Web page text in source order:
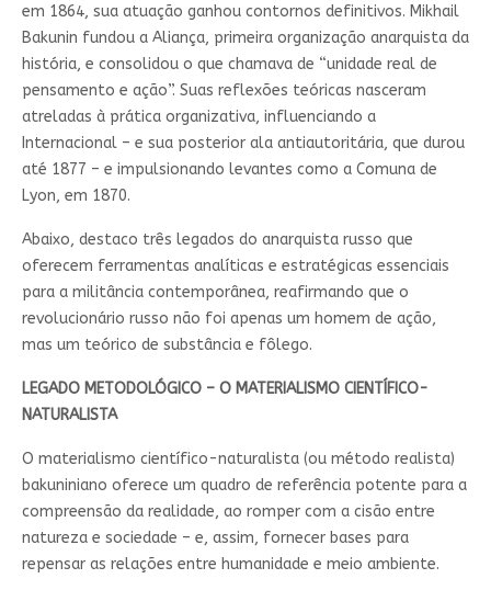
em 1864, sua atuação ganhou contornos definitivos. Mikhail
Bakunin fundou a Aliança, primeira organização anarquista da
história, e consolidou o que chamava de “unidade real de
pensamento e ação”. Suas reflexões teóricas nasceram
atreladas à prática organizativa, influenciando a
Internacional – e sua posterior ala antiautoritária, que durou
até 1877 – e impulsionando levantes como a Comuna de
Lyon, em 1870.
Abaixo, destaco três legados do anarquista russo que
oferecem ferramentas analíticas e estratégicas essenciais
para a militância contemporânea, reafirmando que o
revolucionário russo não foi apenas um homem de ação,
mas um teórico de substância e fôlego.
LEGADO METODOLÓGICO – O MATERIALISMO CIENTÍFICO-
NATURALISTA
O materialismo científico-naturalista (ou método realista)
bakuniniano oferece um quadro de referência potente para a
compreensão da realidade, ao romper com a cisão entre
natureza e sociedade – e, assim, fornecer bases para
repensar as relações entre humanidade e meio ambiente.